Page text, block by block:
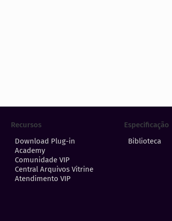
Recursos
Download Plug-in
Academy
Comunidade VIP
Central Arquivos Vitrine
Atendimento VIP
Especificação
Biblioteca